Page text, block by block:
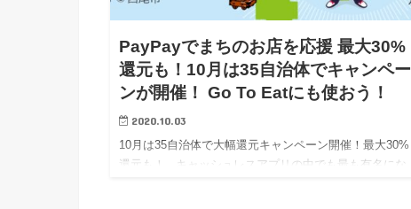
PayPayでまちのお店を応援 最大30%
還元も！10月は35自治体でキャンペー
ンが開催！ Go To Eatにも使おう！
2020.10.03
10月は35自治体で大幅還元キャンペーン開催！最大30%
還元も！ キャッシュレスアプリの中でも最も有名にな